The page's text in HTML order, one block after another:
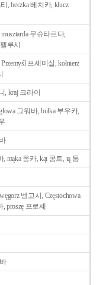
, beczka 베치카, klucz
무슈타르다,
루시
프셰미실, kołnierz
, kraj 크라이
그워바, bułka 부우카,
, mąka 몽카, kąt 콩트, tą 통
벵고시, Częstochowa
proszę 프로셰